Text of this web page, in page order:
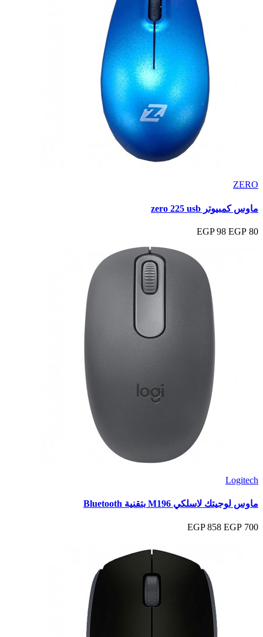
ZERO
ماوس كمبيوتر zero 225 usb
80 EGP
98 EGP
Logitech
ماوس لوجيتك لاسلكي M196 بتقنية Bluetooth
700 EGP
858 EGP